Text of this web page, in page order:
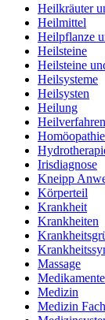
Heilkräuter
Heilmittel
Heilpflanze
Heilsteine
Heilsteine
Heilsysteme
Heilsysten
Heilung
Heilverfahren
Homöopathie
Irisdiagnose
Kneipp
Körperteil
Krankheit
Krankheiten
Massage
Medizin
Medizin